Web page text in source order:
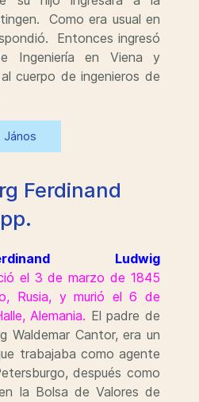
Como era usual en
Entonces ingresó
Ingeniería en Viena y
cuerpo de ingenieros de
János
Ferdinand
Ludwig
el 3 de marzo de 1845
Rusia, y murió el 6 de
Alemania. El padre de
Waldemar Cantor, era un
trabajaba como agente
después como
la Bolsa de Valores de